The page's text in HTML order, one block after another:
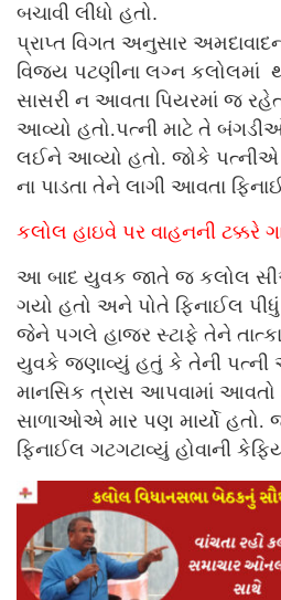
બચાવી લીધો હતો.
પ્રાપ્ત વિગત અનુસાર
વિજય પટણીના લગ્ન કલોલમાં
સાસરી ન આવતા પિયરમાં જ
આવ્યો હતો.પત્ની માટે તે
લઈને આવ્યો હતો. જોકે
ના પાડતા તેને લાગી આવતા
કલોલ હાઇવે પર વાહનની ટક્કરે
આ બાદ યુવક જાતે જ કલોલ
ગયો હતો અને પોતે ફિનાઈલ
જેને પગલે હાજર સ્ટાફે તેને
યુવકે જણાવ્યું હતું કે તેની પત્ની
માનસિક ત્રાસ આપવામાં
સાળાઓએ માર પણ માર્યો હતો.
ફિનાઈલ ગટગટાવ્યું હોવાની